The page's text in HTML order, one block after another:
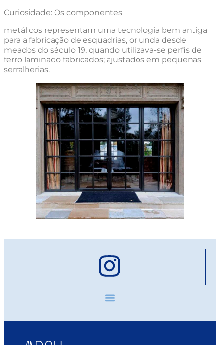
Curiosidade: Os componentes
metálicos representam uma tecnologia bem antiga
para a fabricação de esquadrias, oriunda desde
meados do século 19, quando utilizava-se perfis de
ferro laminado fabricados; ajustados em pequenas
serralherias.